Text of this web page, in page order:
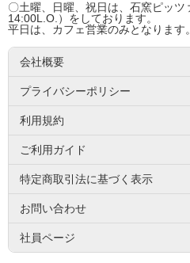
〇土曜、日曜、祝日は、石窯ピッツ
14:00L.O.）をしております。
平日は、カフェ営業のみとなります。
会社概要
プライバシーポリシー
利用規約
ご利用ガイド
特定商取引法に基づく表示
お問い合わせ
社員ページ